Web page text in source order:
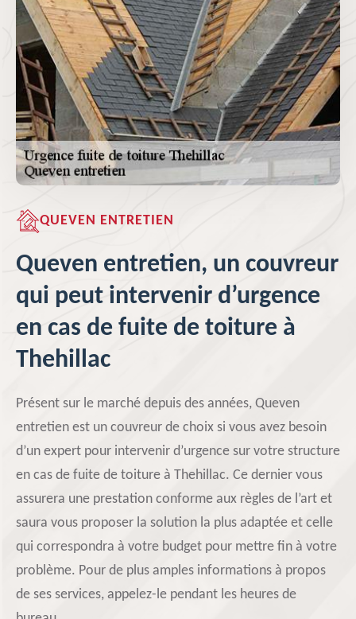
QUEVEN ENTRETIEN
Queven entretien, un couvreur
qui peut intervenir d’urgence
en cas de fuite de toiture à
Thehillac
Présent sur le marché depuis des années, Queven
entretien est un couvreur de choix si vous avez besoin
d’un expert pour intervenir d’urgence sur votre structure
en cas de fuite de toiture à Thehillac. Ce dernier vous
assurera une prestation conforme aux règles de l’art et
saura vous proposer la solution la plus adaptée et celle
qui correspondra à votre budget pour mettre fin à votre
problème. Pour de plus amples informations à propos
de ses services, appelez-le pendant les heures de